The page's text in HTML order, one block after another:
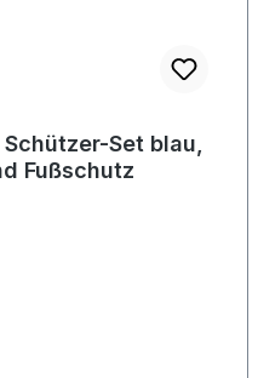
Set blau,
Fußschutz